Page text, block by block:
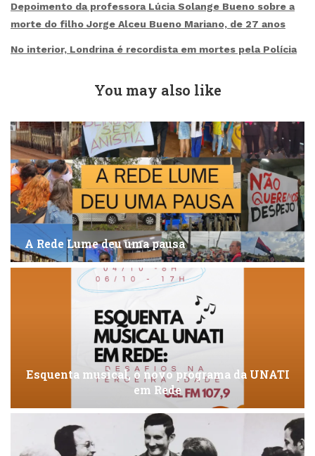
Depoimento da professora Lúcia Solange Bueno sobre a
morte do filho Jorge Alceu Bueno Mariano, de 27 anos
No interior, Londrina é recordista em mortes pela Polícia
You may also like
A Rede Lume deu uma pausa
Esquenta musical, o novo programa da UNATI
em Rede